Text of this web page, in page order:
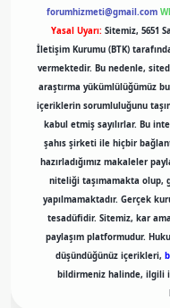
forumhizmeti@gmail.com
Yasal Uyarı: Sitemiz, 5651
İletişim Kurumu (BTK)
vermektedir. Bu nedenle,
araştırma yükümlülüğümüz
içeriklerin sorumluluğunu
kabul etmiş sayılırlar. Bu
şahıs şirketi ile hiçbir
hazırladığımız makaleler
niteliği taşımamakta olup,
yapılmamaktadır. Gerçek
tesadüfidir. Sitemiz, kar
paylaşım platformudur.
düşündüğünüz içerikleri,
bildirmeniz halinde, ilgili